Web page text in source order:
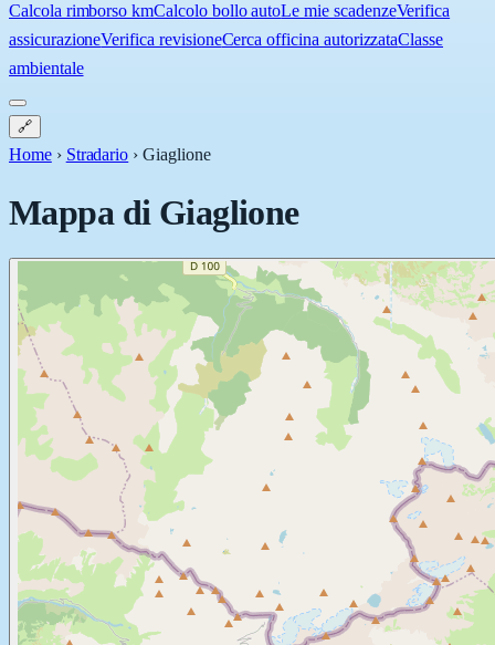
Calcola rimborso kmCalcolo bollo autoLe mie scadenzeVerifica
assicurazioneVerifica revisioneCerca officina autorizzataClasse
ambientale
🔗
Home › Stradario ›Giaglione
Mappa di Giaglione